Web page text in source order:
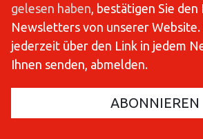
gelesen haben , bestätigen Sie
Newsletters von unserer Website.
jederzeit über den Link in jedem
Ihnen senden, abmelden.